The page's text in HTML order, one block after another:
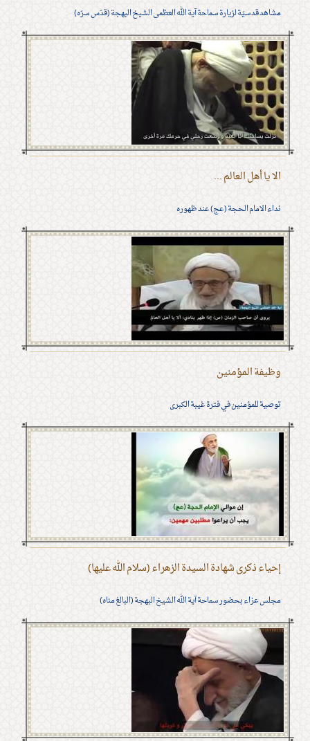
مشاهد قدسيّة لزيارة سماحة آية الله العظمى الشيخ البهجة (قدّس سرّه)
الا يا أهل العالم ...
نداء الامام الحجة (عج) عند ظهوره
وظيفة المؤمنين
توصية للمؤمنين في فترة غيبة الكبرى
إحياء ذكرى شهادة السيدة الزهراء (سلام الله عليها)
مجلس عزاء بحضور سماحة آية الله الشيخ البهجة (البالغ مناه)